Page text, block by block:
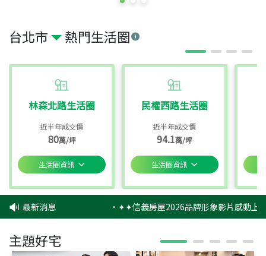
台北市 熱門生活圈
林森北路生活圈
近半年成交價
80萬/坪
生活圈資訊
民權西路生活圈
近半年成交價
94.1萬/坪
生活圈資訊
最新消息 ‧✦✦信義房屋2026品牌形象影片感動上
主題好宅